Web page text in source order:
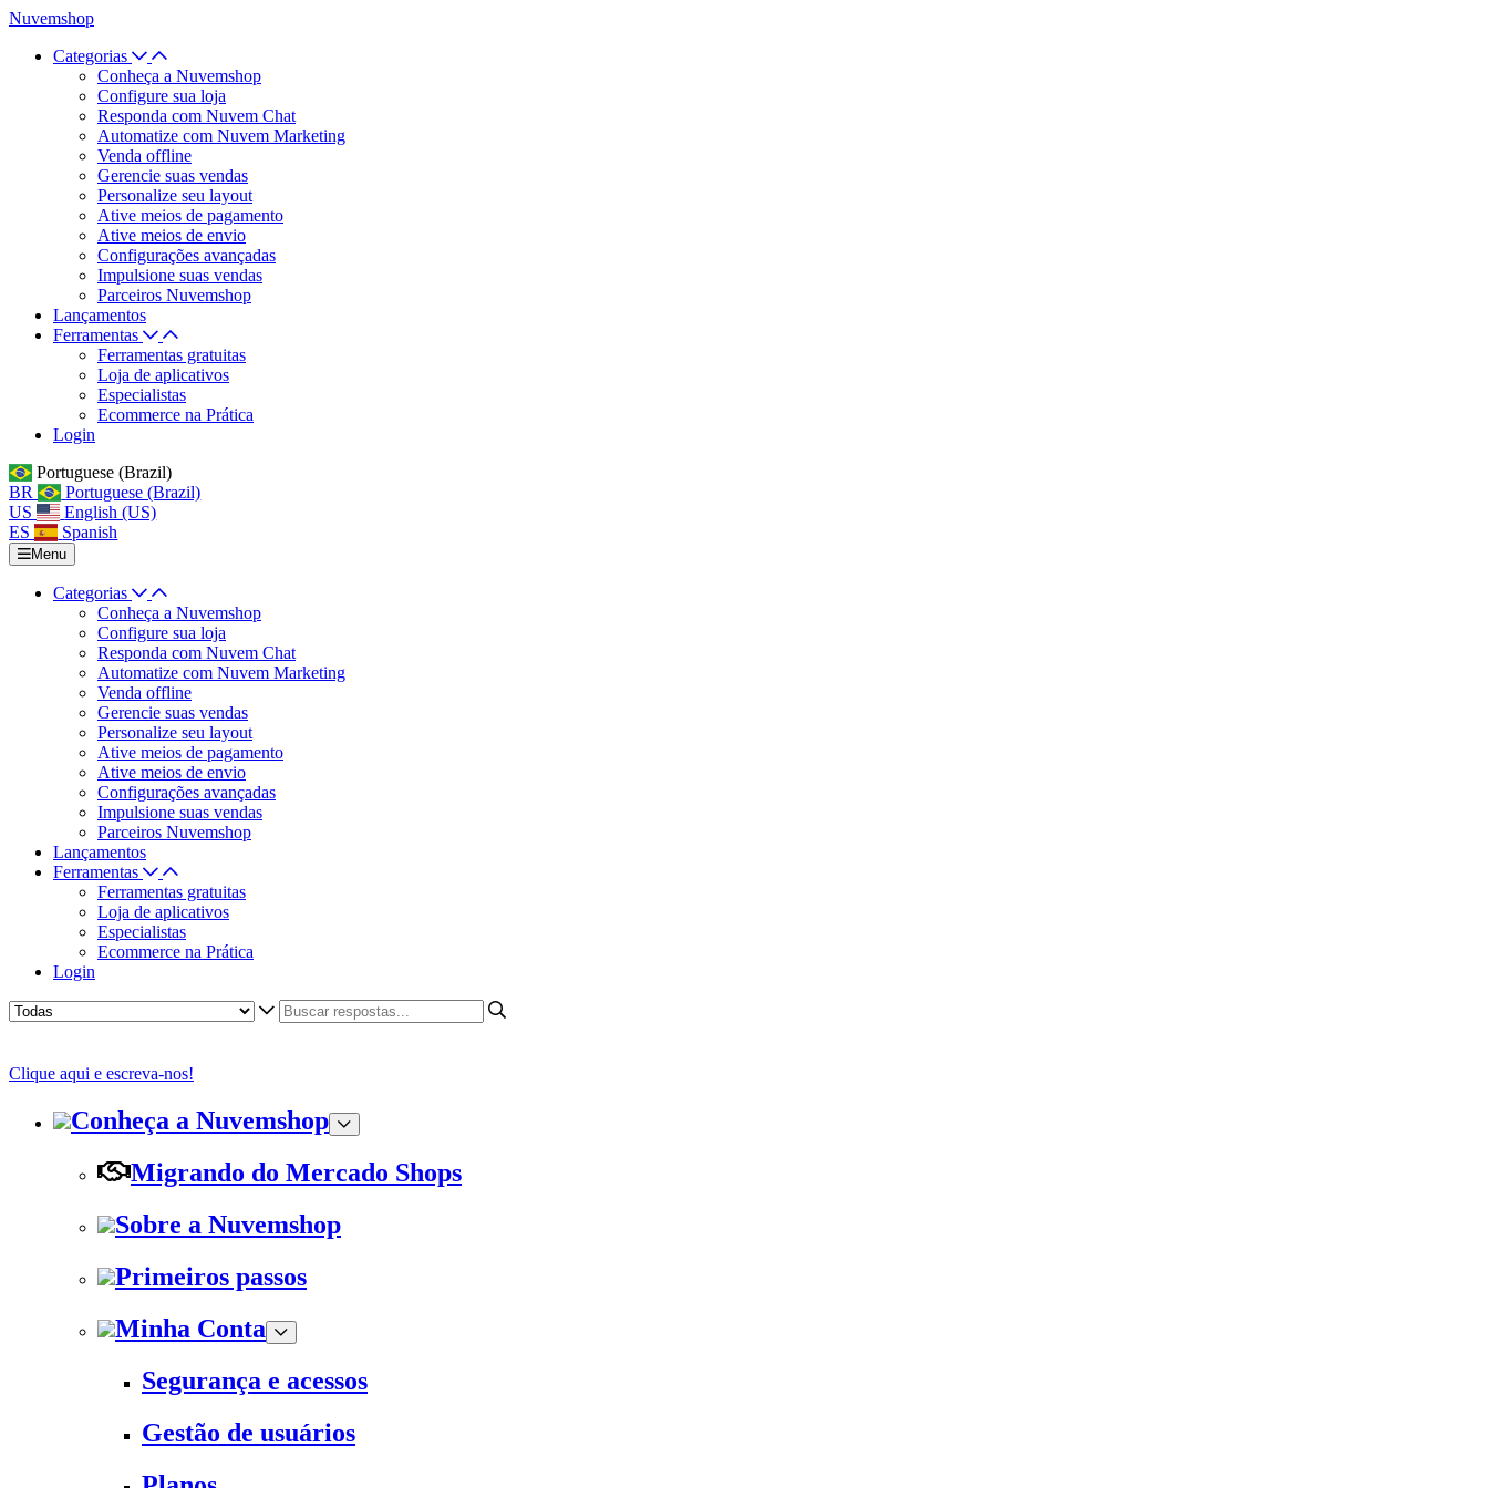
Nuvemshop
Categorias
Conheça a Nuvemshop
Configure sua loja
Responda com Nuvem Chat
Automatize com Nuvem Marketing
Venda offline
Gerencie suas vendas
Personalize seu layout
Ative meios de pagamento
Ative meios de envio
Configurações avançadas
Impulsione suas vendas
Parceiros Nuvemshop
Lançamentos
Ferramentas
Ferramentas gratuitas
Loja de aplicativos
Especialistas
Ecommerce na Prática
Login
Portuguese (Brazil)
BR
Portuguese (Brazil)
US
English (US)
ES
Spanish
Menu
Categorias
Conheça a Nuvemshop
Configure sua loja
Responda com Nuvem Chat
Automatize com Nuvem Marketing
Venda offline
Gerencie suas vendas
Personalize seu layout
Ative meios de pagamento
Ative meios de envio
Configurações avançadas
Impulsione suas vendas
Parceiros Nuvemshop
Lançamentos
Ferramentas
Ferramentas gratuitas
Loja de aplicativos
Especialistas
Ecommerce na Prática
Login
Clique aqui e escreva-nos!
Conheça a Nuvemshop
Migrando do Mercado Shops
Sobre a Nuvemshop
Primeiros passos
Minha Conta
Segurança e acessos
Gestão de usuários